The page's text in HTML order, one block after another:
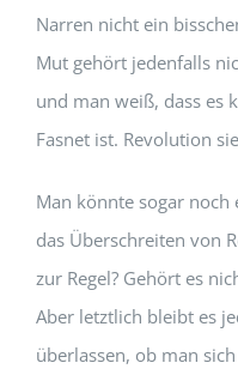
Narren nicht ein
Mut gehört jedenfalls
und man weiß, dass es
Fasnet ist. Revolution
Man könnte sogar
das Überschreiten von
zur Regel? Gehört es
Aber letztlich bleibt es
überlassen, ob man